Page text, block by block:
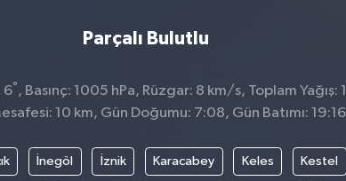
Parçalı Bulutlu
6° , Basınç: 1005 hPa, Rüzgar: 8 km/s, Toplam Yağış:
10 km, Gün Doğumu: 7:08, Gün Batımı: 19:16
İnegöl İznik Karacabey Keles Kestel